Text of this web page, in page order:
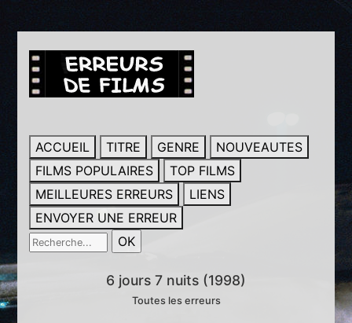
ACCUEIL TITRE GENRE
NOUVEAUTES
FILMS POPULAIRES
TOP FILMS
MEILLEURES ERREURS
LIENS
ENVOYER UNE ERREUR
6 jours 7 nuits (1998)
Toutes les erreurs